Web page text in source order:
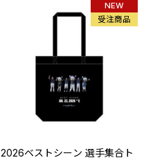
NEW
受注商品
2026ベストシーン 選手集合ト